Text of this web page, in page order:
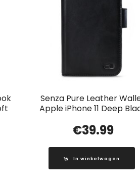
Senza Pure Leather
Apple iPhone 11 Deep
€39.99
In winkelwagen